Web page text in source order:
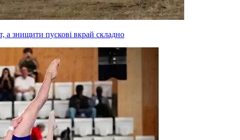
а знищити пускові вкрай складно